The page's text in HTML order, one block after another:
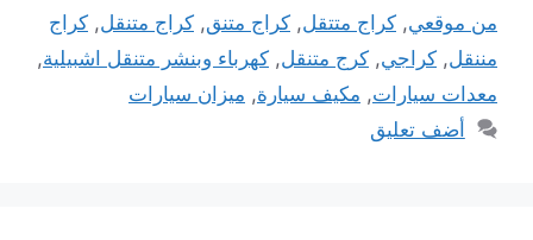
من موقعي, كراج متتقل, كراج متنق, كراج متنقل, كراج
مننقل, كراجي, كرج متنقل, كهرباء وبنشر متنقل اشبيلية,
معدات سيارات, مكيف سيارة, ميزان سيارات
أضف تعليق